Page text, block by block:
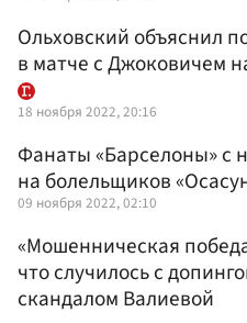
Ольховский объяснил
в матче с Джоковичем
18 ноября 2022, 20:16
Фанаты «Барселоны» с
на болельщиков
09 ноября 2022, 02:10
«Мошенническая
что случилось с
скандалом Валиевой